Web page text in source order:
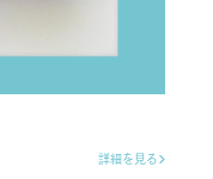
詳細を見る